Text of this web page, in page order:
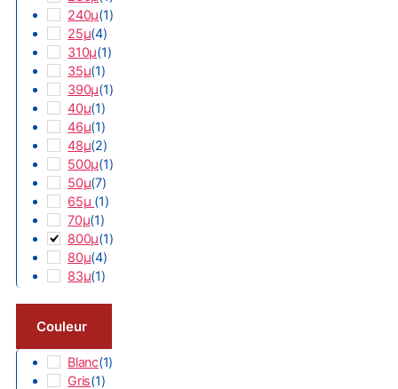
240µ(1)
25µ(4)
310µ(1)
35µ(1)
390µ(1)
40µ(1)
46µ(1)
48µ(2)
500µ(1)
50µ(7)
65µ (1)
70µ(1)
800µ(1)
80µ(4)
83µ(1)
Couleur
Blanc(1)
Gris(1)